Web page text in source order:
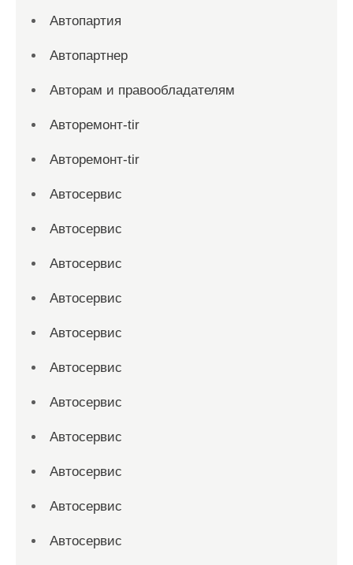
Автопартия
Автопартнер
Авторам и правообладателям
Авторемонт-tir
Авторемонт-tir
Автосервис
Автосервис
Автосервис
Автосервис
Автосервис
Автосервис
Автосервис
Автосервис
Автосервис
Автосервис
Автосервис